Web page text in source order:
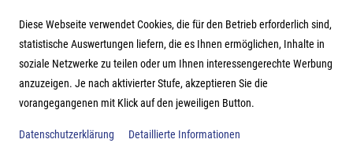
Adresse
Hutter Trade GmbH + Co KG
Bgm.-Landmann-Platz 1-5
Diese Webseite verwendet Cookies, die für den Betrieb erforderlich sind,
statistische Auswertungen liefern, die es Ihnen ermöglichen, Inhalte in
soziale Netzwerke zu teilen oder um Ihnen interessengerechte Werbung
anzuzeigen. Je nach aktivierter Stufe, akzeptieren Sie die
vorangegangenen mit Klick auf den jeweiligen Button.
Datenschutzerklärung Detaillierte Informationen